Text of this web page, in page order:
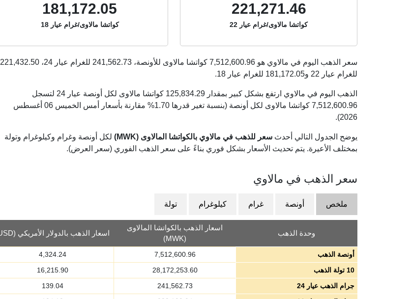
221,271.46
كواتشا مالاوى/غرام عيار 22
181,172.05
كواتشا مالاوى/غرام عيار 18
سعر الذهب اليوم في مالاوي هو 7,512,600.96 كواتشا مالاوى للأونصة، 241,562.73 للغرام عيار 24،
221,432.50
للغرام عيار 22 و
181,172.05 للغرام عيار 18.
الذهب اليوم في مالاوي ارتفع بشكل كبير بمقدار 125,834.29 كواتشا مالاوى لكل أونصة عيار 24 لتسجل
7,512,600.96 كواتشا مالاوى لكل أونصة (بنسبة تغير قدرها 1.70% مقارنة بأسعار أمس الخميس 06 أغسطس
2026).
يوضح الجدول التالي أحدث سعر للذهب في مالاوي بالكواتشا المالاوى (MWK)
لكل أونصة وغرام وكيلوغرام وتولة
بمختلف الأعيرة. يتم تحديث الأسعار بشكل فوري بناءً على سعر الذهب الفوري (سعر العرض).
سعر الذهب في مالاوي
ملخص أونصة غرام كيلوغرام تولة
وحدة الذهب
اسعار الذهب بالكواتشا المالاوى
(MWK)
اسعار الذهب بالدولار الأمريكي (USD)
أونصة الذهب 7,512,600.96
4,324.24
10 تولة الذهب
28,172,253.60
16,215.90
جرام الذهب عيار 24
241,562.73
139.04